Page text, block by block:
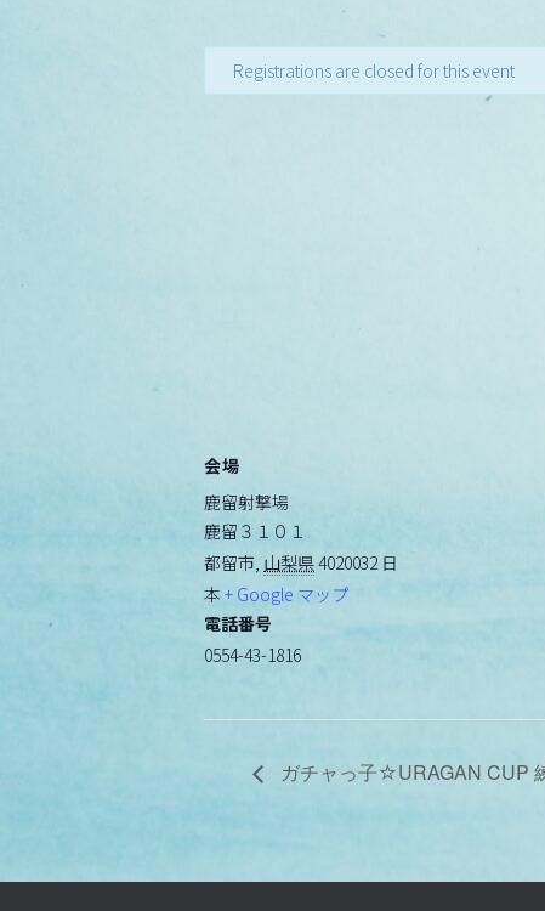
Registrations are closed for this event
会場
鹿留射撃場
鹿留３１０１
都留市 山梨県4020032 日
本 + Google マップ
電話番号
0554-43-1816
ガチャっ子☆URAGAN CUP